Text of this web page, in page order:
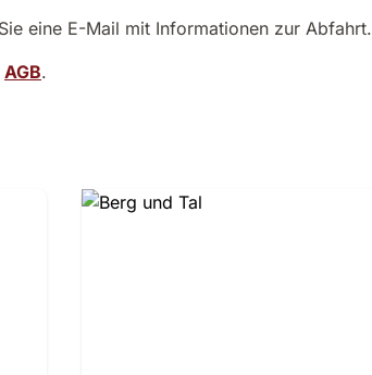
eine E-Mail mit Informationen zur Abfahrt.
AGB.